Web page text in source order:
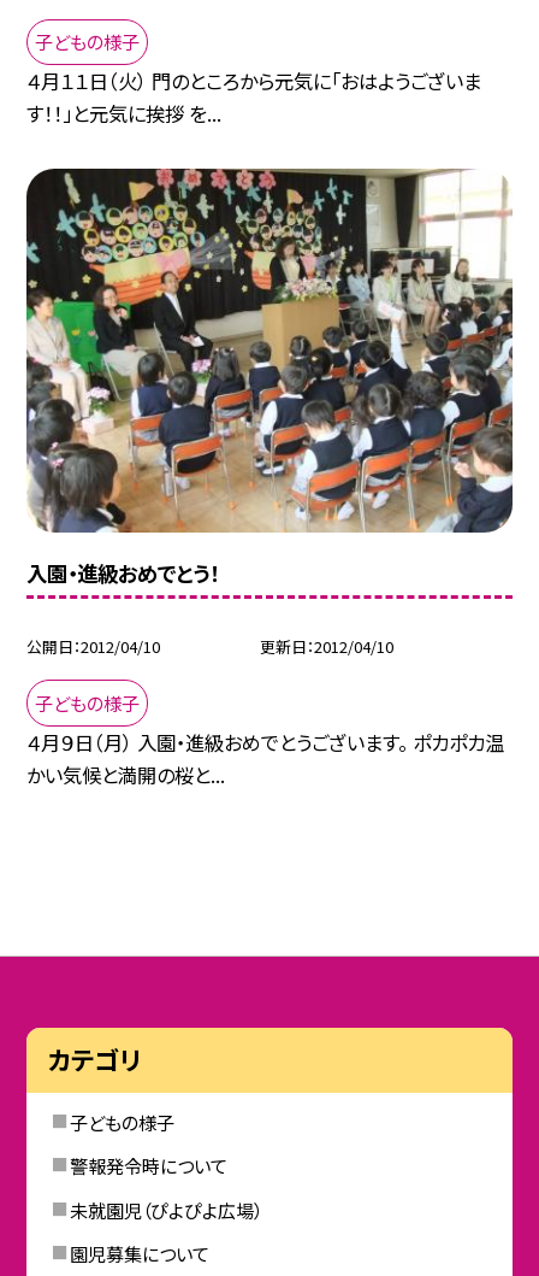
子どもの様子
４月１１日（火） 門のところから元気に「おはようございま
す！！」と元気に挨拶 を...
入園・進級おめでとう！
公開日 2012/04/10 更新日 2012/04/10
子どもの様子
４月９日（月） 入園・進級おめでとうございます。 ポカポカ温
かい気候と満開の桜と...
カテゴリ
子どもの様子
警報発令時について
未就園児（ぴよぴよ広場）
園児募集について